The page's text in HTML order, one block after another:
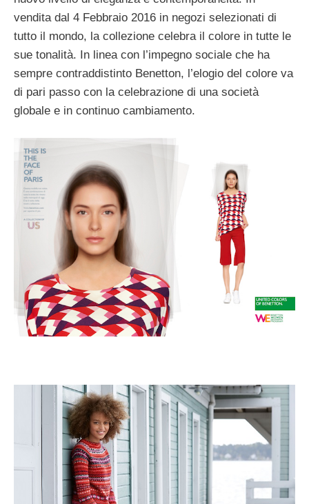
vendita dal 4 Febbraio 2016 in negozi selezionati di
tutto il mondo, la collezione celebra il colore in tutte le
sue tonalità. In linea con l’impegno sociale che ha
sempre contraddistinto Benetton, l’elogio del colore va
di pari passo con la celebrazione di una società
globale e in continuo cambiamento.